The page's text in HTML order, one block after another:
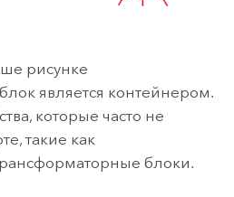
рисунке
является контейнером.
которые часто не
такие как
блоки.